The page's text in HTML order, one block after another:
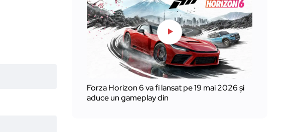
Forza Horizon 6 va fi lansat pe 19 mai 2026 și
aduce un gameplay din